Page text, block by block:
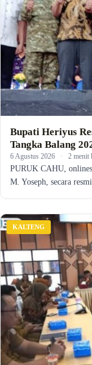
Bupati Heriyus
Tangka Balang
6 Agustus 2026 · 2 menit
PURUK CAHU,
M. Yoseph, secara
KALTENG